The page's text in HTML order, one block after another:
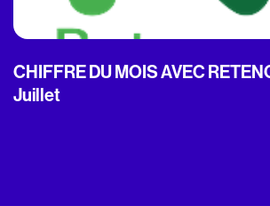
CHIFFRE DU MOIS AVEC
Juillet